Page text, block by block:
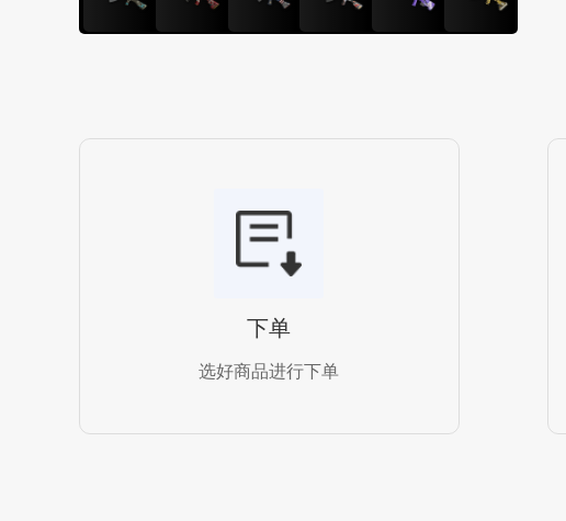
下单
选好商品进行下单